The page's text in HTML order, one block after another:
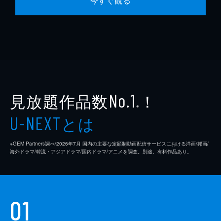
見放題作品数No.1 ※ ！
U-NEXTとは
※GEM Partners調べ/2026年7⽉ 国内の主要な定額制動画配信サービスにおける洋画/邦画/
海外ドラマ/韓流・アジアドラマ/国内ドラマ/アニメを調査。別途、有料作品あり。
01